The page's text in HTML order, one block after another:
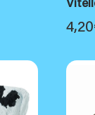
4,20